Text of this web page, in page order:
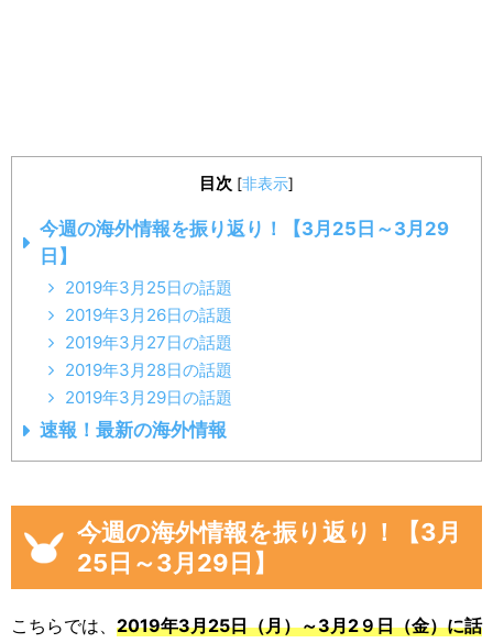
目次 [非表示]
今週の海外情報を振り返り！【3月25日～3月29
日】
2019年3月25日の話題
2019年3月26日の話題
2019年3月27日の話題
2019年3月28日の話題
2019年3月29日の話題
速報！最新の海外情報
今週の海外情報を振り返り！【3月
25日～3月29日】
こちらでは、 2019年3月25日（月）～3月2９日（金）に話